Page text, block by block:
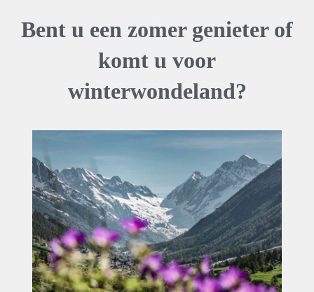
Bent u een zomer genieter of
komt u voor
winterwondeland?